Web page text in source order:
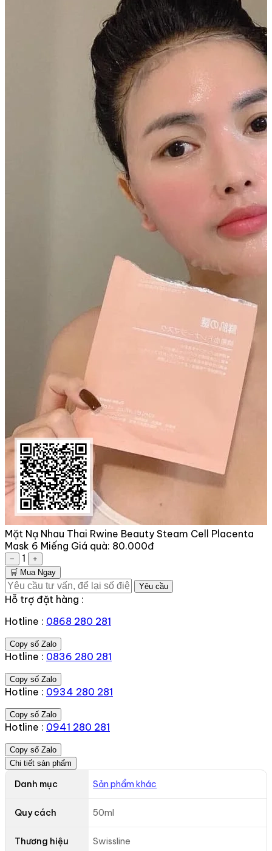
Mặt Nạ Nhau Thai Rwine Beauty Steam Cell Placenta
Mask 6 Miếng Giá quà: 80.000đ
− 1
+
🛒 Mua Ngay
Yêu cầu
Hỗ trợ đặt hàng :
Hotline : 0868 280 281
Copy số Zalo
Hotline : 0836 280 281
Copy số Zalo
Hotline : 0934 280 281
Copy số Zalo
Hotline : 0941 280 281
Copy số Zalo
Chi tiết sản phẩm
Danh mục Sản phẩm khác
Quy cách 50ml
Thương hiệu Swissline